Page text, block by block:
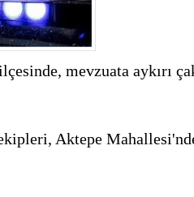
mevzuata aykırı
Aktepe